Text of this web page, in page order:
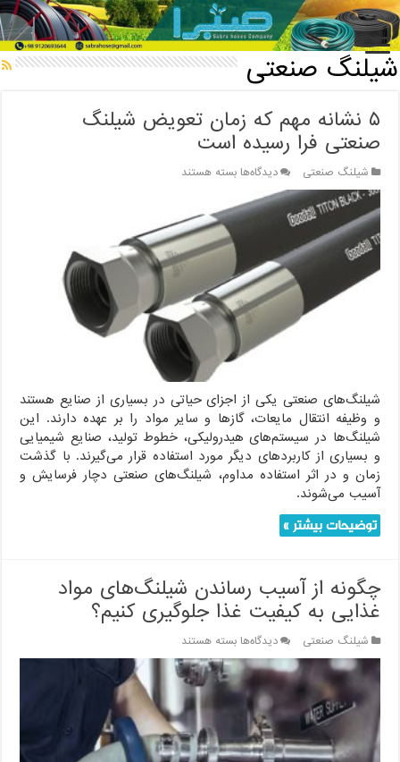
خانه / شیلنگ صنعتی
شیلنگ صنعتی
۵ نشانه مهم که زمان تعویض شیلنگ
صنعتی فرا رسیده است
شیلنگ صنعتی دیدگاه‌هابرای
نشانه
مهم
که
زمان
تعویض
شیلنگ
صنعتی
فرا
رسیده
است
بسته هستند
شیلنگ‌های صنعتی یکی از اجزای حیاتی در بسیاری از صنایع هستند
و وظیفه انتقال مایعات، گازها و سایر مواد را بر عهده دارند. این
شیلنگ‌ها در سیستم‌های هیدرولیکی، خطوط تولید، صنایع شیمیایی
و بسیاری از کاربردهای دیگر مورد استفاده قرار می‌گیرند. با گذشت
زمان و در اثر استفاده مداوم، شیلنگ‌های صنعتی دچار فرسایش و
آسیب می‌شوند.
توضیحات بیشتر »
چگونه از آسیب رساندن شیلنگ‌های مواد
غذایی به کیفیت غذا جلوگیری کنیم؟
شیلنگ صنعتی دیدگاه‌هابرای
چگونه
از
آسیب
شیلنگ‌های
مواد
غذایی
بسته هستند